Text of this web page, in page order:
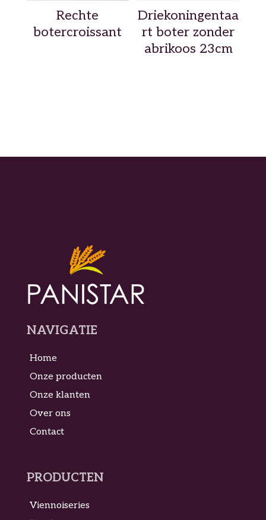
Rechte
botercroissant
Driekoningentaa
rt boter zonder
abrikoos 23cm
NAVIGATIE
Home
Onze producten
Onze klanten
Over ons
Contact
PRODUCTEN
Viennoiseries